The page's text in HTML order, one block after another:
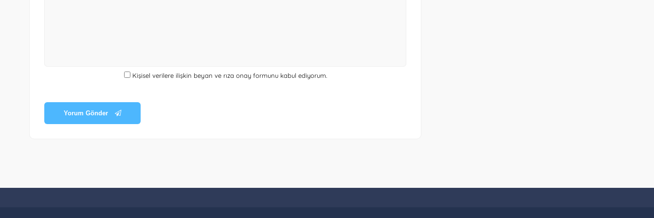
Kişisel verilere ilişkin beyan ve rıza onay formunukabul ediyorum.
Yorum Gönder